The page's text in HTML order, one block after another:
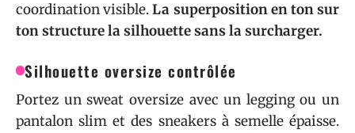
coordination visible.La superposition en ton sur
ton structure la silhouette sans la surcharger.
Silhouette oversize contrôlée
Portez un sweat oversize avec un legging ou un
pantalon slim et des sneakers à semelle épaisse.